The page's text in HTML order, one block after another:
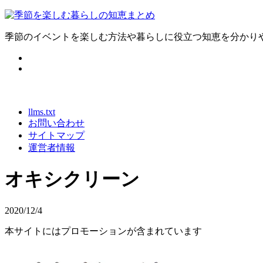
季節のイベントを楽しむ方法や暮らしに役立つ知恵を分かり
llms.txt
お問い合わせ
サイトマップ
運営者情報
オキシクリーン
2020/12/4
本サイトにはプロモーションが含まれています